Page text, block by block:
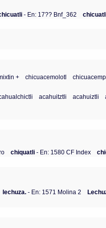
- En: 17?? Bnf_362
+ chicuacemolotl
acahuitztli acahuiztli
chiquatli - En: 1580 CF Index
lechuza. - En: 1571 Molina 2